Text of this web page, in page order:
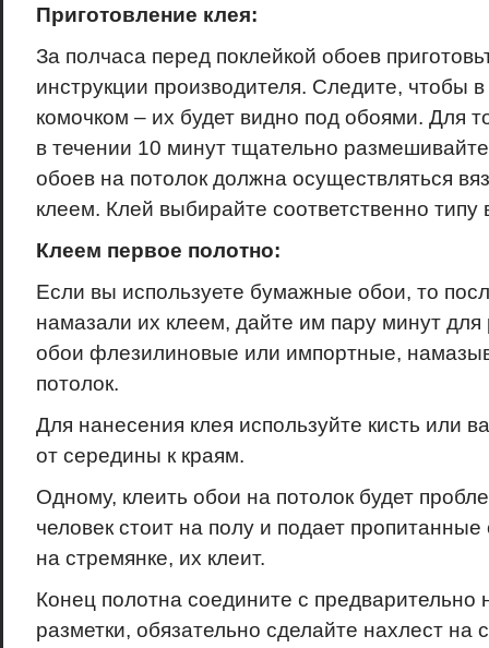
Приготовление клея:
За полчаса перед поклейкой обоев
инструкции производителя. Следите, чтобы
комочком – их будет видно под обоями. Для
в течении 10 минут тщательно
обоев на потолок должна осуществляться
клеем. Клей выбирайте соответственно типу
Клеем первое полотно:
Если вы используете бумажные обои, то
намазали их клеем, дайте им пару минут для
обои флезилиновые или импортные,
потолок.
Для нанесения клея используйте кисть или
от середины к краям.
Одному, клеить обои на потолок будет
человек стоит на полу и подает пропитанные
на стремянке, их клеит.
Конец полотна соедините с предварительно
разметки, обязательно сделайте нахлест на